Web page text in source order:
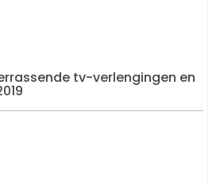
tv-verlengingen en